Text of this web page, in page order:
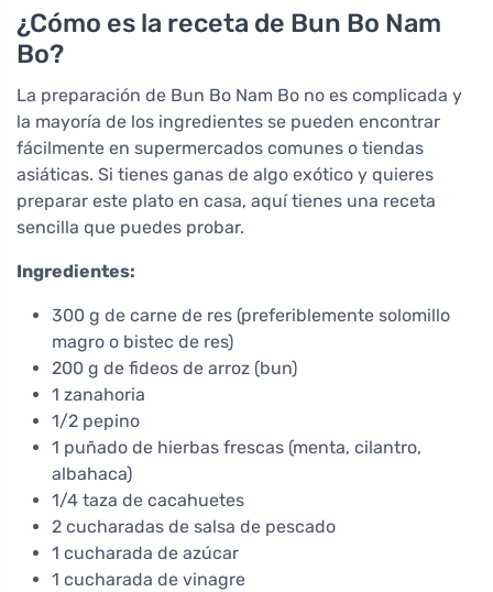
¿Cómo es la receta de Bun Bo Nam
Bo?
La preparación de Bun Bo Nam Bo no es complicada y
la mayoría de los ingredientes se pueden encontrar
fácilmente en supermercados comunes o tiendas
asiáticas. Si tienes ganas de algo exótico y quieres
preparar este plato en casa, aquí tienes una receta
sencilla que puedes probar.
Ingredientes:
300 g de carne de res (preferiblemente solomillo
magro o bistec de res)
200 g de fideos de arroz (bun)
1 zanahoria
1/2 pepino
1 puñado de hierbas frescas (menta, cilantro,
albahaca)
1/4 taza de cacahuetes
2 cucharadas de salsa de pescado
1 cucharada de azúcar
1 cucharada de vinagre